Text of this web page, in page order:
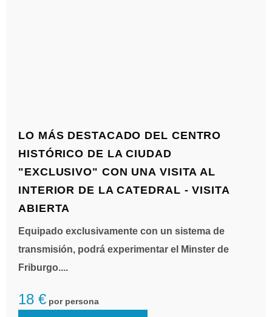
LO MÁS DESTACADO DEL CENTRO
HISTÓRICO DE LA CIUDAD
"EXCLUSIVO" CON UNA VISITA AL
INTERIOR DE LA CATEDRAL - VISITA
ABIERTA
Equipado exclusivamente con un sistema de
transmisión, podrá experimentar el Minster de
Friburgo....
18 € por persona